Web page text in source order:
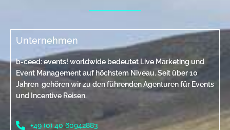
Unternehmen
b-ceed: events! worldwide bedeutet Live Marketing und
Event Management auf höchstem Niveau. Seit über 10
Jahren gehören wir zu den führenden Agenturen für Events
und Incentive Reisen.
+49 (0) 40 60942883